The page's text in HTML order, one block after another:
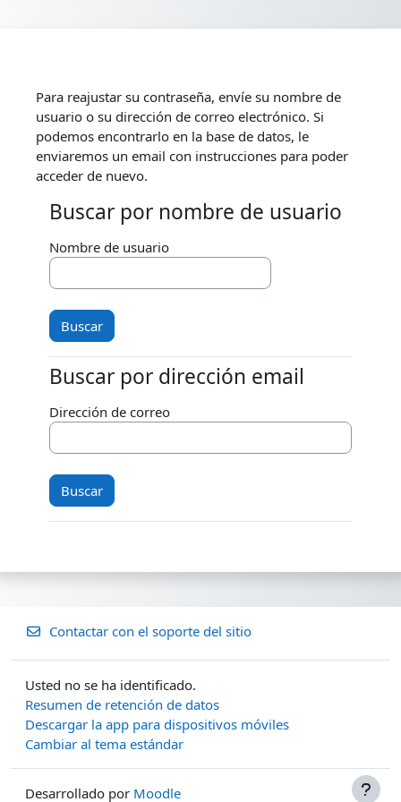
Para reajustar su contraseña, envíe su nombre de
usuario o su dirección de correo electrónico. Si
podemos encontrarlo en la base de datos, le
enviaremos un email con instrucciones para poder
acceder de nuevo.
Buscar por nombre de usuario
Buscar por nombre de usuario
Nombre de usuario
Buscar por dirección email
Buscar por dirección email
Dirección de correo
Contactar con el soporte del sitio
Usted no se ha identificado.
Resumen de retención de datos
Descargar la app para dispositivos móviles
Cambiar al tema estándar
Desarrollado por Moodle